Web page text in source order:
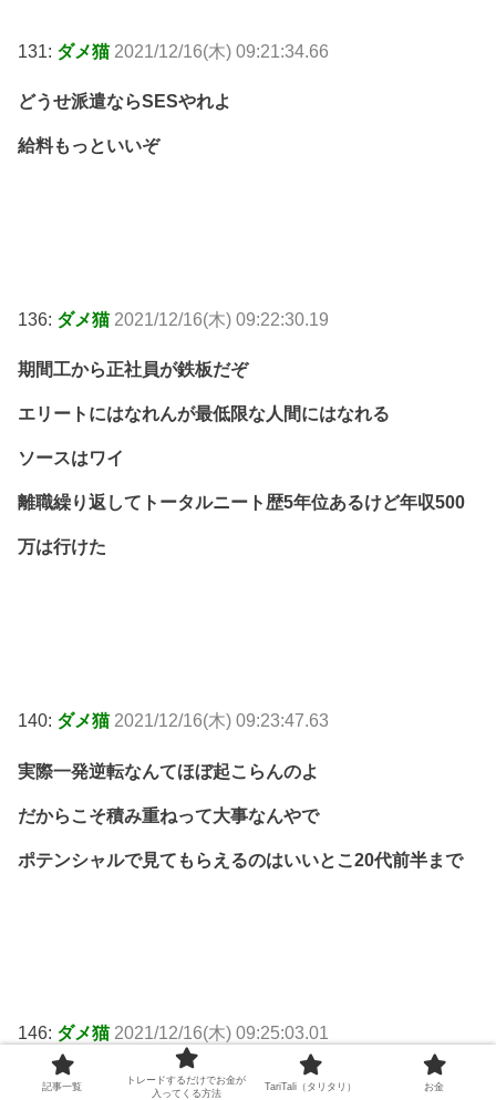
131: ダメ猫 2021/12/16(木) 09:21:34.66
どうせ派遣ならSESやれよ
給料もっといいぞ
136: ダメ猫 2021/12/16(木) 09:22:30.19
期間工から正社員が鉄板だぞ
エリートにはなれんが最低限な人間にはなれる
ソースはワイ
離職繰り返してトータルニート歴5年位あるけど年収500
万は行けた
140: ダメ猫 2021/12/16(木) 09:23:47.63
実際一発逆転なんてほぼ起こらんのよ
だからこそ積み重ねって大事なんやで
ポテンシャルで見てもらえるのはいいとこ20代前半まで
146: ダメ猫 2021/12/16(木) 09:25:03.01
派遣やりながら自営やって金積めばええやん
記事一覧
トレードするだけでお金が
入ってくる方法
TariTali（タリタリ） お金